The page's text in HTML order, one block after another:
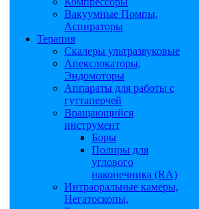
Вакуумные Помпы,
Аспираторы
Терапия
Скалеры ультразвуковые
Апекслокаторы,
Эндомоторы
Аппараты для работы с
гуттаперчей
Вращающийся
инструмент
Боры
Полиры для
углового
наконечника (RA)
Интраоральные камеры,
Негатоскопы,